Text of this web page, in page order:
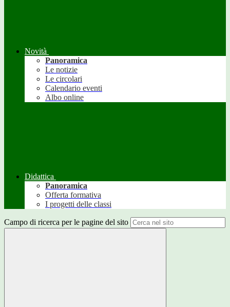
Novità
Panoramica
Le notizie
Le circolari
Calendario eventi
Albo online
Didattica
Panoramica
Offerta formativa
I progetti delle classi
Campo di ricerca per le pagine del sito